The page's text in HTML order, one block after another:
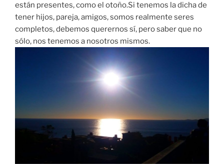
están presentes, como el otoño.Si tenemos la dicha de
tener hijos, pareja, amigos, somos realmente seres
completos, debemos querernos sí, pero saber que no
sólo, nos tenemos a nosotros mismos.